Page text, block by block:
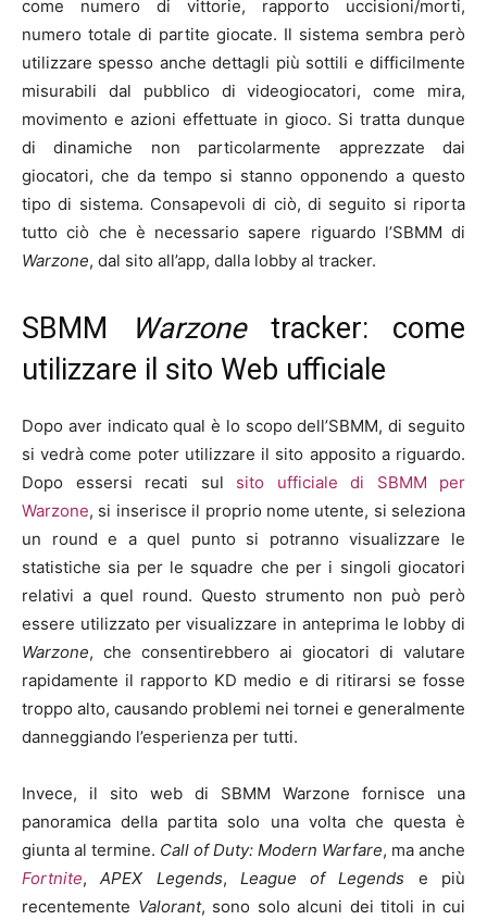
come numero di vittorie, rapporto uccisioni/morti,
numero totale di partite giocate. Il sistema sembra però
utilizzare spesso anche dettagli più sottili e difficilmente
misurabili dal pubblico di videogiocatori, come mira,
movimento e azioni effettuate in gioco. Si tratta dunque
di dinamiche non particolarmente apprezzate dai
giocatori, che da tempo si stanno opponendo a questo
tipo di sistema. Consapevoli di ciò, di seguito si riporta
tutto ciò che è necessario sapere riguardo l’SBMM di
Warzone, dal sito all’app, dalla lobby al tracker.
SBMM Warzone tracker: come
utilizzare il sito Web ufficiale
Dopo aver indicato qual è lo scopo dell’SBMM, di seguito
si vedrà come poter utilizzare il sito apposito a riguardo.
Dopo essersi recati sul sito ufficiale di SBMM per
Warzone, si inserisce il proprio nome utente, si seleziona
un round e a quel punto si potranno visualizzare le
statistiche sia per le squadre che per i singoli giocatori
relativi a quel round. Questo strumento non può però
essere utilizzato per visualizzare in anteprima le lobby di
Warzone, che consentirebbero ai giocatori di valutare
rapidamente il rapporto KD medio e di ritirarsi se fosse
troppo alto, causando problemi nei tornei e generalmente
danneggiando l’esperienza per tutti.
Invece, il sito web di SBMM Warzone fornisce una
panoramica della partita solo una volta che questa è
giunta al termine. Call of Duty: Modern Warfare, ma anche
Fortnite,APEX Legends, League of Legends e più
recentemente Valorant, sono solo alcuni dei titoli in cui